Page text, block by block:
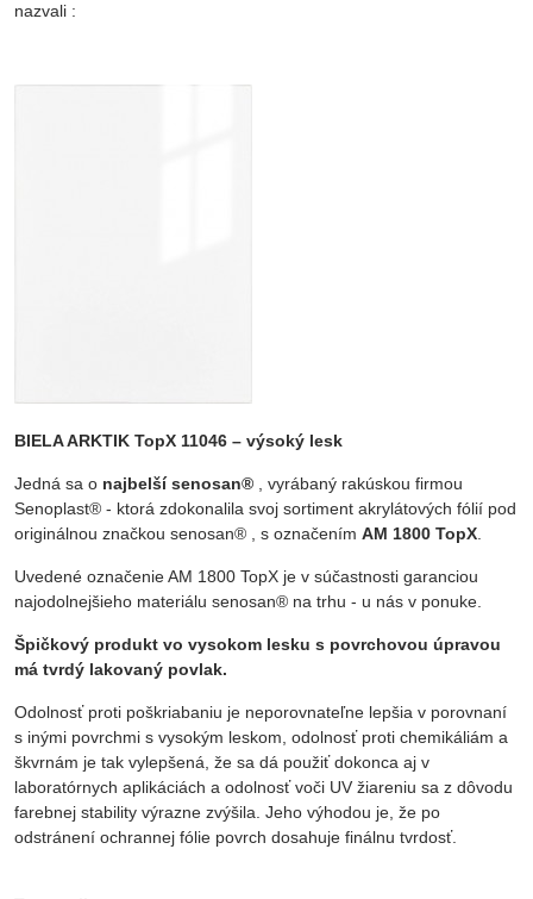
nazvali :
BIELA ARKTIK TopX 11046 – výsoký lesk
Jedná sa o najbelší senosan® , vyrábaný rakúskou firmou
Senoplast® - ktorá zdokonalila svoj sortiment akrylátových fólií pod
originálnou značkou senosan® , s označením AM 1800 TopX
Uvedené označenie AM 1800 TopX je v súčastnosti garanciou
najodolnejšieho materiálu senosan® na trhu - u nás v ponuke.
Špičkový produkt vo vysokom lesku s povrchovou úpravou
má tvrdý lakovaný povlak.
Odolnosť proti poškriabaniu je neporovnateľne lepšia v porovnaní
s inými povrchmi s vysokým leskom, odolnosť proti chemikáliám a
škvrnám je tak vylepšená, že sa dá použiť dokonca aj v
laboratórnych aplikáciách a odolnosť voči UV žiareniu sa z dôvodu
farebnej stability výrazne zvýšila. Jeho výhodou je, že po
odstránení ochrannej fólie povrch dosahuje finálnu tvrdosť.